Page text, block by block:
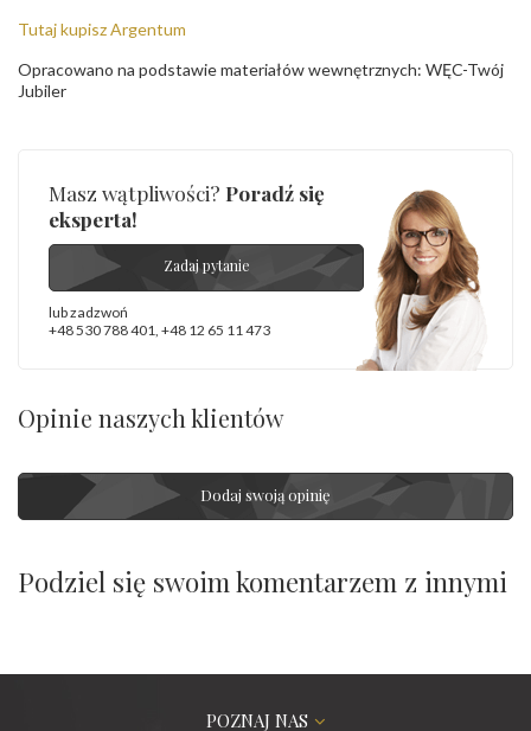
Tutaj kupisz Argentum
Opracowano na podstawie materiałów wewnętrznych: WĘC-Twój
Jubiler
Masz wątpliwości? Poradź się
eksperta!
Zadaj pytanie
lub zadzwoń
+48 530 788 401 +48 12 65 11 473
Opinie naszych klientów
Dodaj swoją opinię
Podziel się swoim komentarzem z innymi
POZNAJ NAS